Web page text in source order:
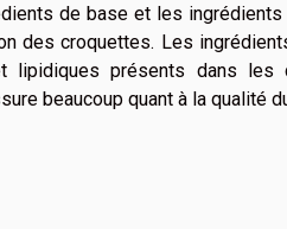
de base et les
des croquettes. Les
lipidiques présents dans
beaucoup quant à la qualité